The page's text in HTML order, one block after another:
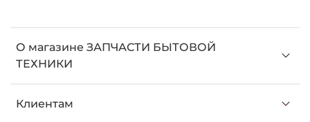
О магазине ЗАПЧАСТИ БЫТОВОЙ
ТЕХНИКИ
Клиентам